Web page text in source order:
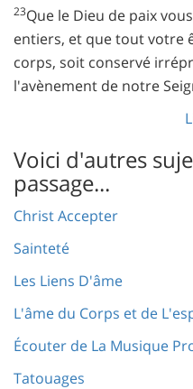
23Que le Dieu de paix
entiers, et que tout votre
corps, soit conservé
l'avènement de notre
Voici d'autres
passage...
Christ Accepter
Sainteté
Les Liens D'âme
L'âme du Corps et de
Écouter de La Musique
Tatouages